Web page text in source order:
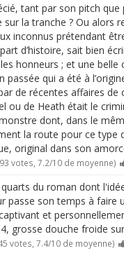
tant par son pitch
la tranche ? Ou alors
inconnus prétendant
d’histoire, sait bien
les honneurs ; et une
qui a été à
de récentes affaires
ou de Heath était le
dont, dans le
la route pour ce type
original dans son
votes, 7.2/10 de moyenne)
du roman dont
passe son temps à
et
grosse douche froide
votes, 7.4/10 de moyenne)